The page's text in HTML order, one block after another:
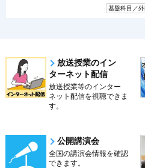
基盤科目／
放送授業のイン
ターネット配信
放送授業等のインター
ネット配信を視聴できま
す。
公開講演会
全国の講演会情報を確認
できます。